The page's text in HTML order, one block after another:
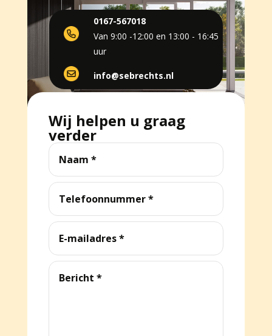
0167-567018
Van 9:00 -12:00 en 13:00 - 16:45
uur
info@sebrechts.nl
Wij helpen u graag
verder